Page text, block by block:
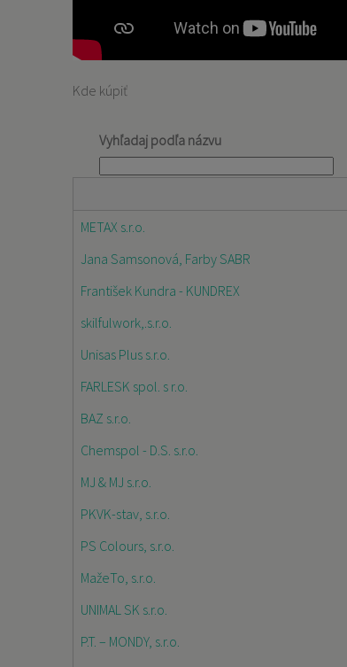
Kde kúpiť
Vyhľadaj podľa názvu
METAX s.r.o.
Jana Samsonová, Farby SABR
František Kundra - KUNDREX
skilfulwork,.s.r.o.
Unisas Plus s.r.o.
FARLESK spol. s r.o.
BAZ s.r.o.
Chemspol - D.S. s.r.o.
MJ & MJ s.r.o.
PKVK-stav, s.r.o.
PS Colours, s.r.o.
MažeTo, s.r.o.
UNIMAL SK s.r.o.
P.T. – MONDY, s.r.o.